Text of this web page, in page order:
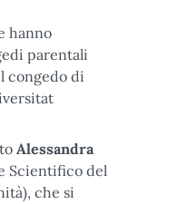
hanno
parentali
congedo di
Alessandra
Scientifico del
che si